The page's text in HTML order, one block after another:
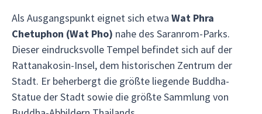
Als Ausgangspunkt eignet sich etwa Wat Phra
Chetuphon (Wat Pho) nahe des Saranrom-Parks.
Dieser eindrucksvolle Tempel befindet sich auf der
Rattanakosin-Insel, dem historischen Zentrum der
Stadt. Er beherbergt die größte liegende Buddha-
Statue der Stadt sowie die größte Sammlung von